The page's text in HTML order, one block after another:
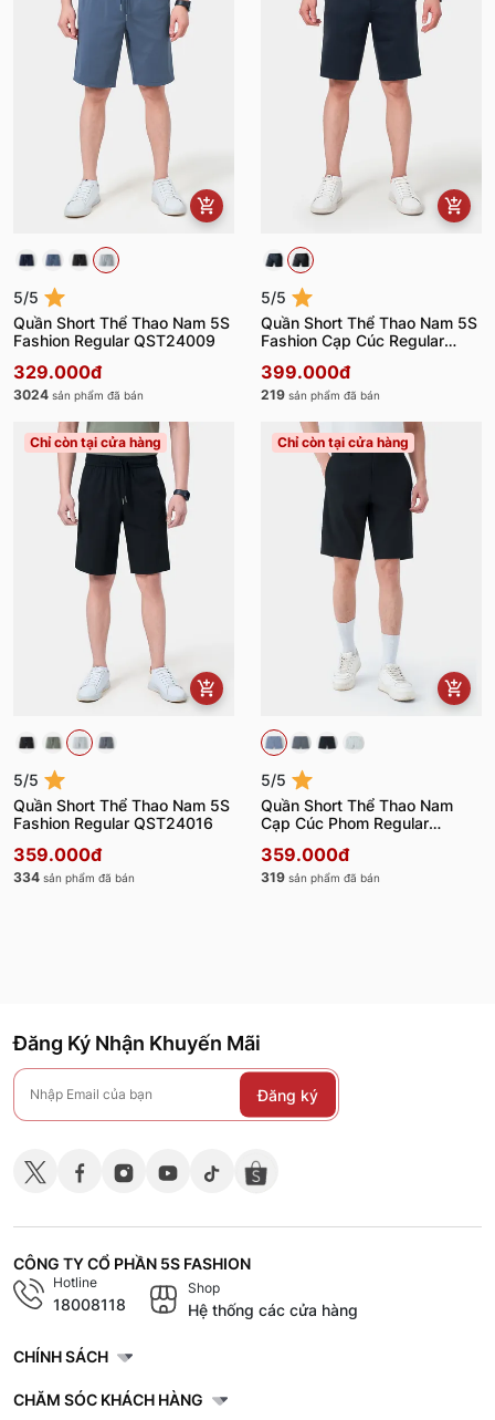
5/5
Quần Short Thể Thao Nam 5S
Fashion Regular QST24009
329.000đ
3024 sản phẩm đã bán
5/5
Quần Short Thể Thao Nam 5S
Fashion Cạp Cúc Regular
399.000đ
219 sản phẩm đã bán
Chỉ còn tại cửa hàng
5/5
Quần Short Thể Thao Nam 5S
Fashion Regular QST24016
359.000đ
334 sản phẩm đã bán
Chỉ còn tại cửa hàng
5/5
Quần Short Thể Thao Nam
Cạp Cúc Phom Regular
359.000đ
319 sản phẩm đã bán
Đăng Ký Nhận Khuyến Mãi
Đăng ký
CÔNG TY CỔ PHẦN 5S FASHION
Hotline
18008118
Shop
Hệ thống các cửa hàng
CHÍNH SÁCH
CHĂM SÓC KHÁCH HÀNG